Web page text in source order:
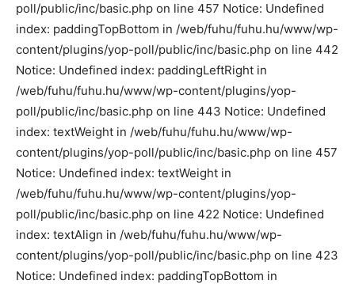
poll/public/inc/basic.php on line 457 Notice: Undefined
index: paddingTopBottom in /web/fuhu/fuhu.hu/www/wp-
content/plugins/yop-poll/public/inc/basic.php on line 442
Notice: Undefined index: paddingLeftRight in
/web/fuhu/fuhu.hu/www/wp-content/plugins/yop-
poll/public/inc/basic.php on line 443 Notice: Undefined
index: textWeight in /web/fuhu/fuhu.hu/www/wp-
content/plugins/yop-poll/public/inc/basic.php on line 457
Notice: Undefined index: textWeight in
/web/fuhu/fuhu.hu/www/wp-content/plugins/yop-
poll/public/inc/basic.php on line 422 Notice: Undefined
index: textAlign in /web/fuhu/fuhu.hu/www/wp-
content/plugins/yop-poll/public/inc/basic.php on line 423
Notice: Undefined index: paddingTopBottom in